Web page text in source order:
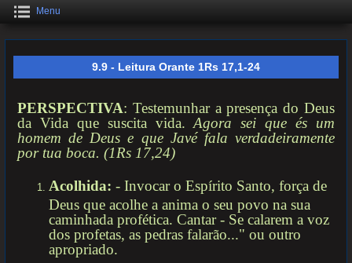
Menu
9.9 - Leitura Orante 1Rs 17,1-24
PERSPECTIVA: Testemunhar a presença do Deus
da Vida que suscita vida.Agora sei que és um
homem de Deus e que Javé fala verdadeiramente
por tua boca. (1Rs 17,24)
Acolhida: - Invocar o Espírito Santo, força de
Deus que acolhe a anima o seu povo na sua
caminhada profética. Cantar - Se calarem a voz
dos profetas, as pedras falarão..." ou outro
apropriado.